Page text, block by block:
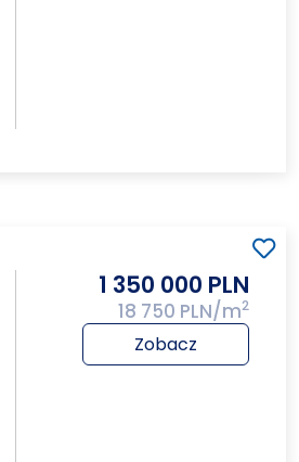
1 350 000 PLN
18 750 PLN/m2
Zobacz